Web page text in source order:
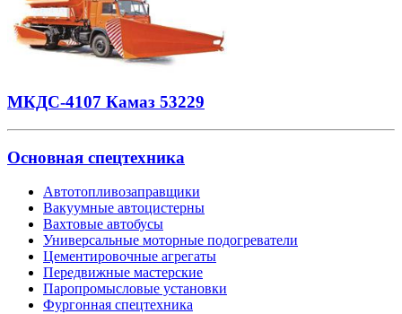
МКДС-4107 Камаз 53229
Основная спецтехника
Автотопливозаправщики
Вакуумные автоцистерны
Вахтовые автобусы
Универсальные моторные подогреватели
Цементировочные агрегаты
Передвижные мастерские
Паропромысловые установки
Фургонная спецтехника